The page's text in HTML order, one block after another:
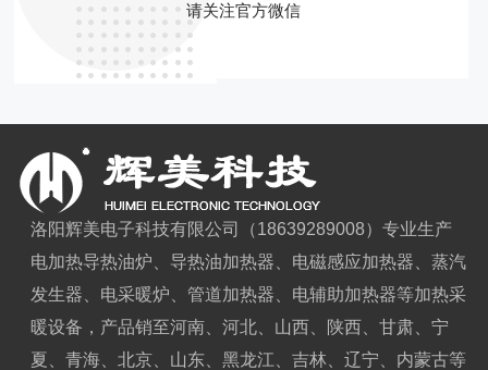
请关注官方微信
洛阳辉美电子科技有限公司（18639289008）专业生产
电加热导热油炉、导热油加热器、电磁感应加热器、蒸汽
发生器、电采暖炉、管道加热器、电辅助加热器等加热采
暖设备，产品销至河南、河北、山西、陕西、甘肃、宁
夏、青海、北京、山东、黑龙江、吉林、辽宁、内蒙古等